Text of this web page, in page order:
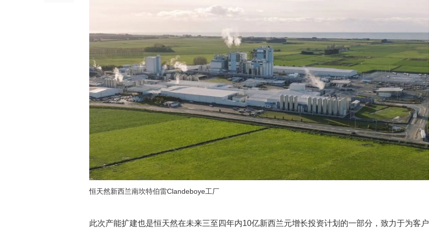
恒天然新西兰南坎特伯雷Clandeboye工厂
此次产能扩建也是恒天然在未来三至四年内10亿新西兰元增长投资计划的一部分，致力于为客户